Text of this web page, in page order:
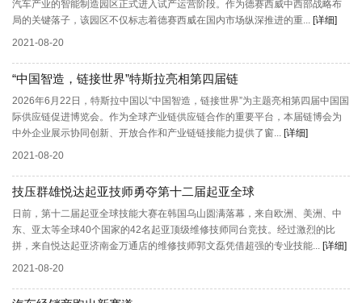
汽车产业的智能制造园区正式进入试产运营阶段。作为德赛西威中西部战略布
局的关键落子，该园区不仅标志着德赛西威在国内市场纵深推进的重... [详细]
2021-08-20
“中国智造，链接世界”特斯拉亮相第四届链
2026年6月22日，特斯拉中国以“中国智造，链接世界”为主题亮相第四届中国国
际供应链促进博览会。作为全球产业链供应链合作的重要平台，本届链博会为
中外企业展示协同创新、开放合作和产业链链接能力提供了窗... [详细]
2021-08-20
技压群雄悦达起亚技师勇夺第十二届起亚全球
日前，第十二届起亚全球技能大赛在韩国乌山圆满落幕，来自欧洲、美洲、中
东、亚太等全球40个国家的42名起亚顶级维修技师同台竞技。经过激烈的比
拼，来自悦达起亚济南金万通店的维修技师郭文磊凭借超强的专业技能... [详细]
2021-08-20